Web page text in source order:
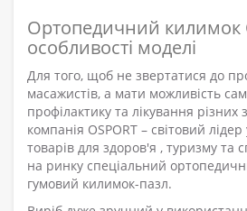
Ортопедичний килимок
особливості моделі
Для того, щоб не звертатися до
масажистів, а мати можливість
профілактику та лікування
компанія OSPORT – світовий
товарів для здоров'я , туризму та
на ринку спеціальний
гумовий килимок-пазл.